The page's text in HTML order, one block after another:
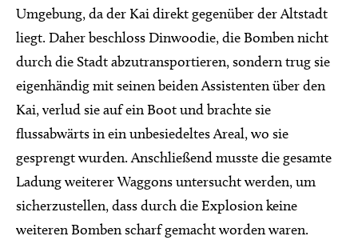
Umgebung, da der Kai direkt gegenüber der Altstadt
liegt. Daher beschloss Dinwoodie, die Bomben nicht
durch die Stadt abzutransportieren, sondern trug sie
eigenhändig mit seinen beiden Assistenten über den
Kai, verlud sie auf ein Boot und brachte sie
flussabwärts in ein unbesiedeltes Areal, wo sie
gesprengt wurden. Anschließend musste die gesamte
Ladung weiterer Waggons untersucht werden, um
sicherzustellen, dass durch die Explosion keine
weiteren Bomben scharf gemacht worden waren.